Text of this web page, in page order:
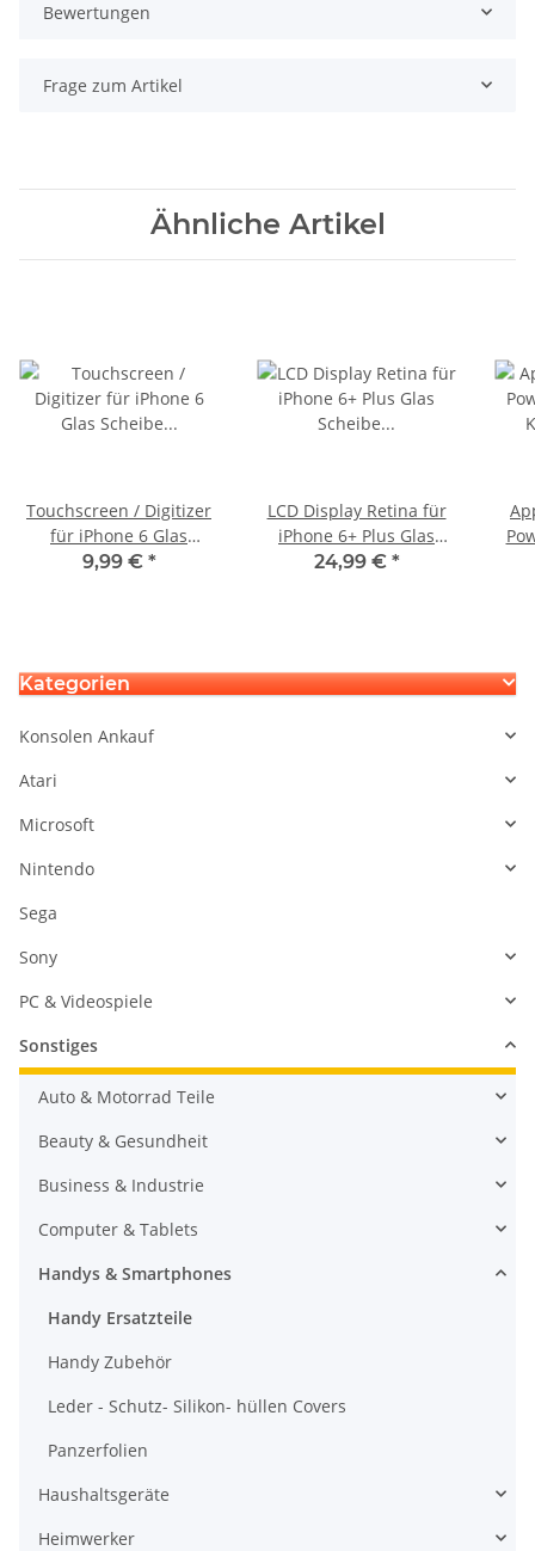
Bewertungen
Frage zum Artikel
Ähnliche Artikel
Touchscreen / Digitizer
für iPhone 6 Glas
Scheibe Front weiss
9,99 € *
LCD Display Retina für
iPhone 6+ Plus Glas
Scheibe Komplett Front
24,99 € *
Kategorien
Konsolen Ankauf
Atari
Microsoft
Nintendo
Sega
Sony
PC & Videospiele
Sonstiges
Auto & Motorrad Teile
Beauty & Gesundheit
Business & Industrie
Computer & Tablets
Handys & Smartphones
Handy Ersatzteile
Handy Zubehör
Leder - Schutz- Silikon- hüllen Covers
Panzerfolien
Haushaltsgeräte
Heimwerker